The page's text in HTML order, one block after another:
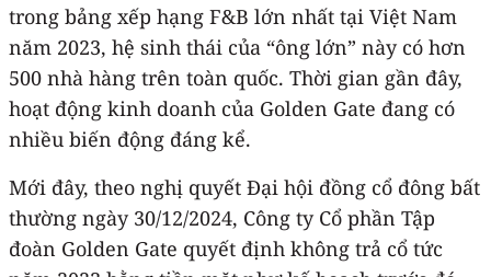
trong bảng xếp hạng F&B lớn nhất tại Việt Nam
năm 2023, hệ sinh thái của “ông lớn” này có hơn
500 nhà hàng trên toàn quốc. Thời gian gần đây,
hoạt động kinh doanh của Golden Gate đang có
nhiều biến động đáng kể.
Mới đây, theo nghị quyết Đại hội đồng cổ đông bất
thường ngày 30/12/2024, Công ty Cổ phần Tập
đoàn Golden Gate quyết định không trả cổ tức